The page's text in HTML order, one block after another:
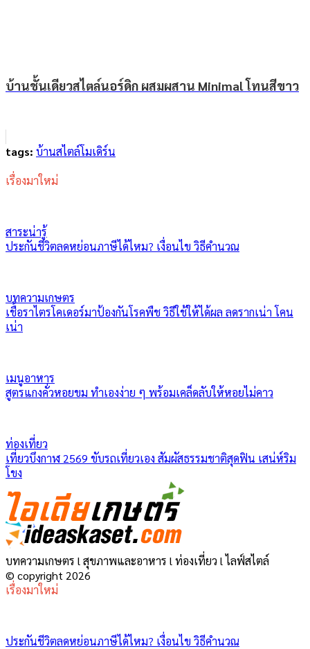
บ้านชั้นเดียวสไตล์นอร์ดิก ผสมผสาน Minimal โทนสีขาว
tags: บ้านสไตล์โมเดิร์น
เรื่องมาใหม่
สาระน่ารู้
ประกันชีวิตลดหย่อนภาษีได้ไหม? เงื่อนไข วิธีคำนวณ
บทความเกษตร
เชื้อราไตรโคเดอร์มาป้องกันโรคพืช วิธีใช้ให้ได้ผล ลดรากเน่า โคน
เน่า
เมนูอาหาร
สูตรแกงคั่วหอยขม ทำเองง่าย ๆ พร้อมเคล็ดลับให้หอยไม่คาว
ท่องเที่ยว
เที่ยวบึงกาฬ 2569 ขับรถเที่ยวเอง สัมผัสธรรมชาติสุดฟิน เสน่ห์ริม
โขง
บทความเกษตร l สุขภาพและอาหาร l ท่องเที่ยว l ไลฟ์สไตล์
© copyright 2026
เรื่องมาใหม่
ประกันชีวิตลดหย่อนภาษีได้ไหม? เงื่อนไข วิธีคำนวณ